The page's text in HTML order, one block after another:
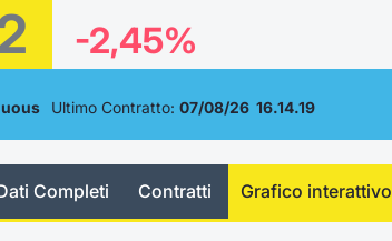
-2,45%
Ultimo Contratto: 07/08/26 16.14.19
Completi Contratti Grafico interattivo